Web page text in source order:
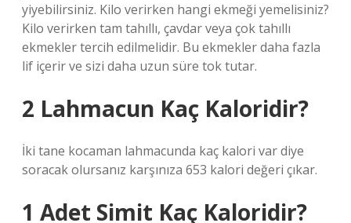
yiyebilirsiniz. Kilo verirken hangi ekmeği yemelisiniz?
Kilo verirken tam tahıllı, çavdar veya çok tahıllı
ekmekler tercih edilmelidir. Bu ekmekler daha fazla
lif içerir ve sizi daha uzun süre tok tutar.
2 Lahmacun Kaç Kaloridir?
İki tane kocaman lahmacunda kaç kalori var diye
soracak olursanız karşınıza 653 kalori değeri çıkar.
1 Adet Simit Kaç Kaloridir?